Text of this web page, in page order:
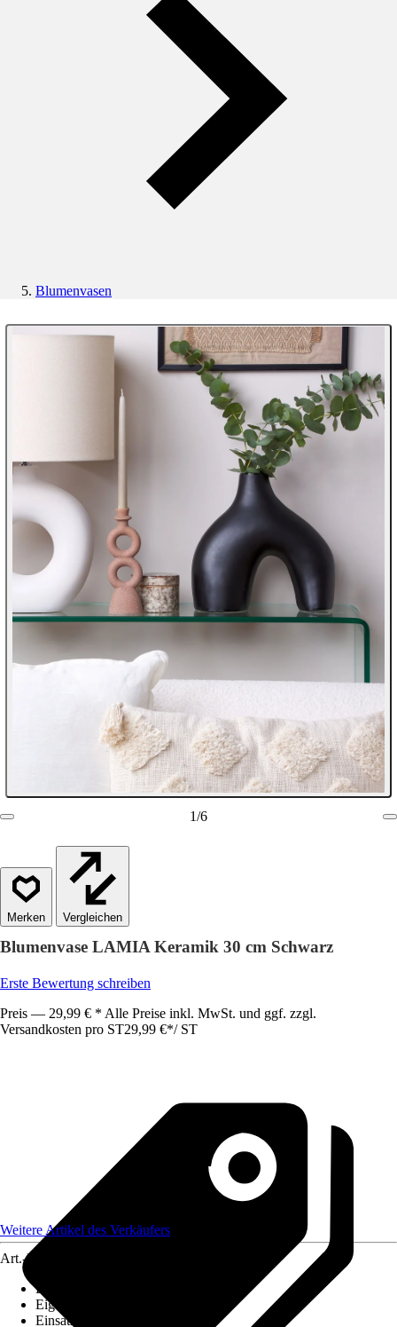
Blumenvasen
1/6
Vergleichen
Blumenvase LAMIA Keramik 30 cm Schwarz
Erste Bewertung schreiben
Preis — 29,99 € * Alle Preise inkl. MwSt. und ggf. zzgl.
Versandkosten pro ST29,99 €*/ ST
Weitere Artikel des Verkäufers
Art.-Nr.
Bodenloch
Eigenschaft
Einsatzbereich